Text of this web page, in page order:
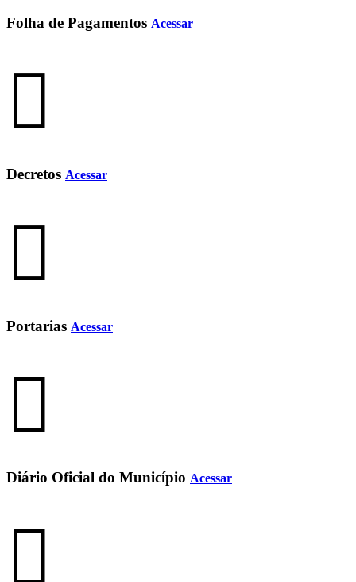
Folha de Pagamentos Acessar
Decretos Acessar
Portarias Acessar
Diário Oficial do Município Acessar